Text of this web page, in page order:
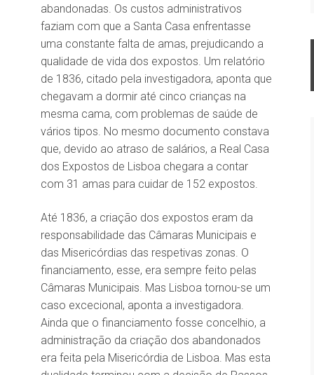
abandonadas. Os custos administrativos
faziam com que a Santa Casa enfrentasse
uma constante falta de amas, prejudicando a
qualidade de vida dos expostos. Um relatório
de 1836, citado pela investigadora, aponta que
chegavam a dormir até cinco crianças na
mesma cama, com problemas de saúde de
vários tipos. No mesmo documento constava
que, devido ao atraso de salários, a Real Casa
dos Expostos de Lisboa chegara a contar
com 31 amas para cuidar de 152 expostos.
Até 1836, a criação dos expostos eram da
responsabilidade das Câmaras Municipais e
das Misericórdias das respetivas zonas. O
financiamento, esse, era sempre feito pelas
Câmaras Municipais. Mas Lisboa tornou-se um
caso excecional, aponta a investigadora.
Ainda que o financiamento fosse concelhio, a
administração da criação dos abandonados
era feita pela Misericórdia de Lisboa. Mas esta